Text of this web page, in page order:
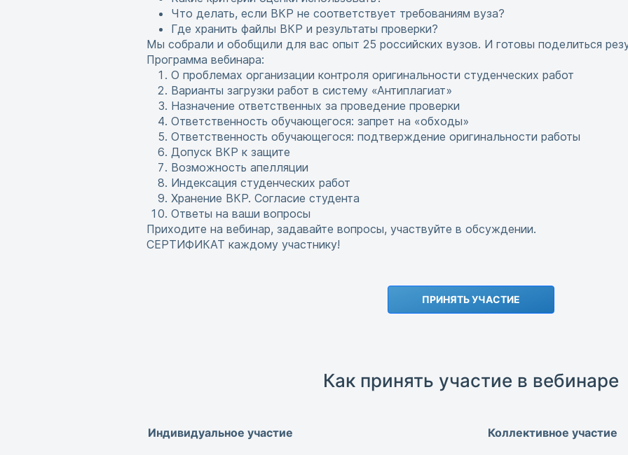
Что делать, если ВКР не соответствует требованиям вуза?
Где хранить файлы ВКР и результаты проверки?
Мы собрали и обобщили для вас опыт 25 российских вузов. И готовы поделиться
Программа вебинара:
О проблемах организации контроля оригинальности студенческих работ
Варианты загрузки работ в систему «Антиплагиат»
Назначение ответственных за проведение проверки
Ответственность обучающегося: запрет на «обходы»
Ответственность обучающегося: подтверждение оригинальности работы
Допуск ВКР к защите
Возможность апелляции
Индексация студенческих работ
Хранение ВКР. Согласие студента
Ответы на ваши вопросы
Приходите на вебинар, задавайте вопросы, участвуйте в обсуждении.
СЕРТИФИКАТ каждому участнику!
ПРИНЯТЬ УЧАСТИЕ
Как принять участие в вебинаре
Индивидуальное участие Коллективное участие